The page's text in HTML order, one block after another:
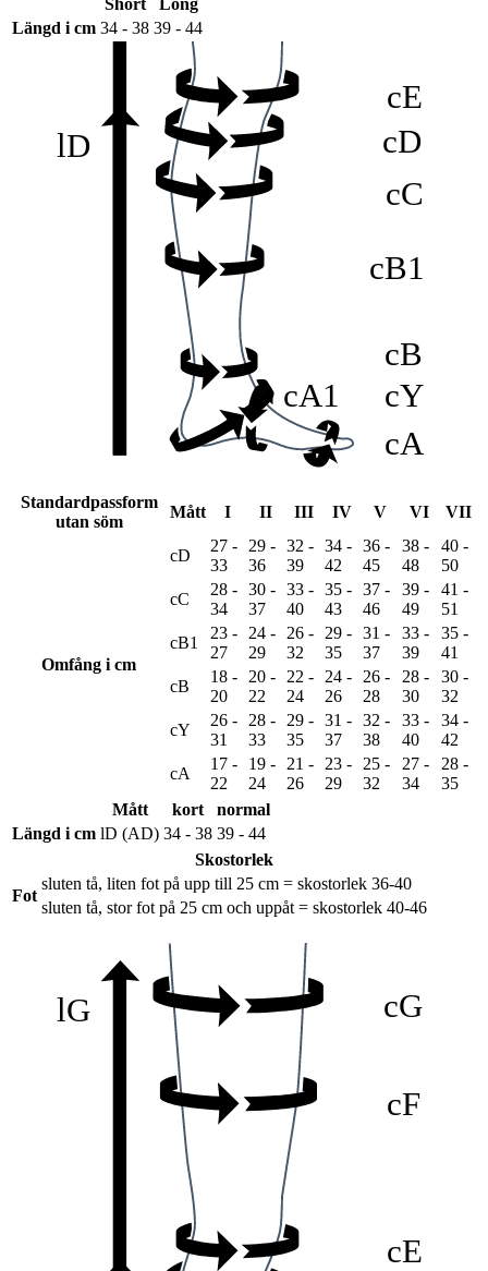
Short
Long
Längd i cm 34 - 38 39 - 44
lD
cE
cD
cC
cB1
cB
cY
cA1
cA
Standardpassform
utan söm
Mått I II III IV V VI VII
Omfång i cm
cD
27 -
33
29 -
36
32 -
39
34 -
42
36 -
45
38 -
48
40 -
50
cC
28 -
34
30 -
37
33 -
40
35 -
43
37 -
46
39 -
49
41 -
51
cB1
23 -
27
24 -
29
26 -
32
29 -
35
31 -
37
33 -
39
35 -
41
cB
18 -
20
20 -
22
22 -
24
24 -
26
26 -
28
28 -
30
30 -
32
cY
26 -
31
28 -
33
29 -
35
31 -
37
32 -
38
33 -
40
34 -
42
cA
17 -
22
19 -
24
21 -
26
23 -
29
25 -
32
27 -
34
28 -
35
Mått
kort
normal
Längd i cm lD (AD) 34 - 38 39 - 44
Skostorlek
Fot
sluten tå, liten fot på upp till 25 cm = skostorlek 36-40
sluten tå, stor fot på 25 cm och uppåt = skostorlek 40-46
lG cG
cF
cE